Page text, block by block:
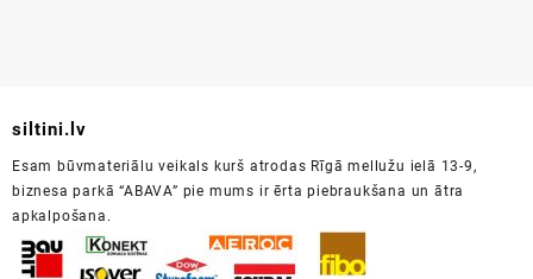
siltini.lv
Esam būvmateriālu veikals kurš atrodas Rīgā mellužu ielā 13-9,
biznesa parkā “ABAVA” pie mums ir ērta piebraukšana un ātra
apkalpošana.